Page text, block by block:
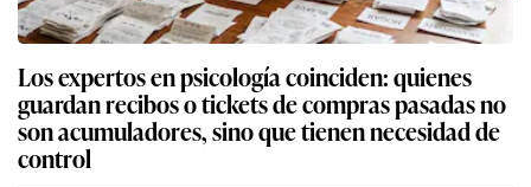
Los expertos en psicología coinciden: quienes
guardan recibos o tickets de compras pasadas no
son acumuladores, sino que tienen necesidad de
control